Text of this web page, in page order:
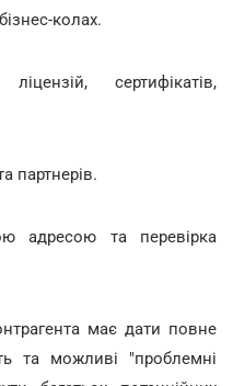
колах.
сертифікатів,
партнерів.
адресою та перевірка
має дати повне
та можливі "проблемні